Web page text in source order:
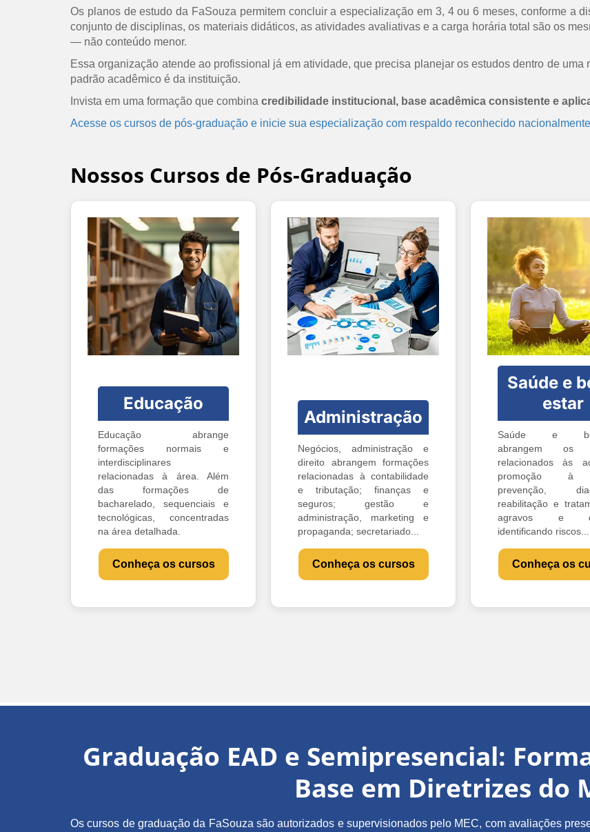
Os planos de estudo da FaSouza permitem concluir a especialização em 3, 4 ou 6 meses, conforme a
conjunto de disciplinas, os materiais didáticos, as atividades avaliativas e a carga horária total são os
— não conteúdo menor.
Essa organização atende ao profissional já em atividade, que precisa planejar os estudos dentro de
padrão acadêmico é da instituição.
Invista em uma formação que combina credibilidade institucional, base acadêmica consistente e
Acesse os cursos de pós-graduação e inicie sua especialização com respaldo reconhecido
Nossos Cursos de Pós-Graduação
Educação
Educação abrange
formações normais e
interdisciplinares
relacionadas à área. Além
das formações de
bacharelado, sequenciais e
tecnológicas, concentradas
na área detalhada.
Conheça os cursos
Administração
Negócios, administração e
direito abrangem formações
relacionadas à contabilidade
e tributação; finanças e
seguros; gestão e
administração, marketing e
propaganda; secretariado...
Conheça os cursos
Saúde e
estar
Saúde e
abrangem os
relacionados às
promoção à
prevenção,
reabilitação e
agravos e
identificando riscos...
Conheça os
Graduação EAD e Semipresencial:
Base em Diretrizes do
Os cursos de graduação da FaSouza são autorizados e supervisionados pelo MEC, com avaliações